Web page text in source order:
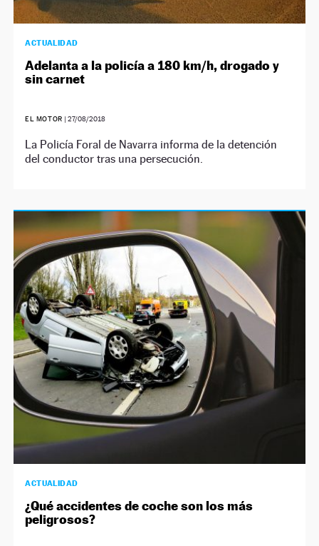
ACTUALIDAD
Adelanta a la policía a 180 km/h, drogado y
sin carnet
EL MOTOR | 27/08/2018
La Policía Foral de Navarra informa de la detención
del conductor tras una persecución.
ACTUALIDAD
¿Qué accidentes de coche son los más
peligrosos?